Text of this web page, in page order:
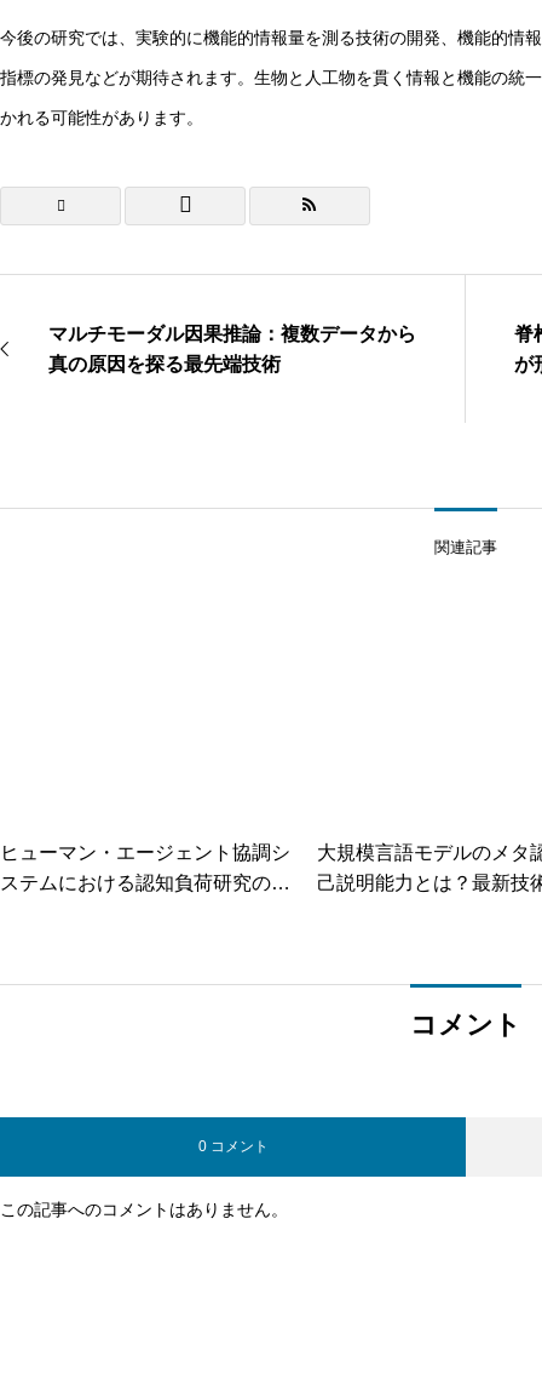
今後の研究では、実験的に機能的情報量を測る技術の開発、機能的情
指標の発見などが期待されます。生物と人工物を貫く情報と機能の統
かれる可能性があります。
マルチモーダル因果推論：複数データから
真の原因を探る最先端技術
脊
が
関連記事
ヒューマン・エージェント協調シ
ステムにおける認知負荷研究の最
大規模言語モデルのメタ
己説明能力とは？最新技
コメント
0 コメント
この記事へのコメントはありません。